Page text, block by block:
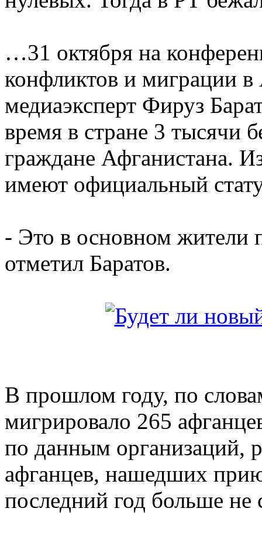
…31 октября на
конфликтов и миграции
медиаэксперт Фируз
время в стране 3 тысячи
граждане Афганистана.
имеют официальный
- Это в основном жители
отметил Баратов.
В прошлом году, по
мигрировало 265
по данным организаций,
афганцев, нашедших
последний год больше не